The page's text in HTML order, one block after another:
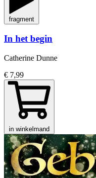
fragment
In het begin
Catherine Dunne
€ 7,99
in winkelmand